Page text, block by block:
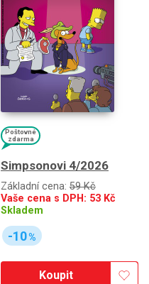
Poštovné
zdarma
Simpsonovi 4/2026
Základní cena: 59 Kč
Vaše cena s DPH: 53 Kč
Skladem
-10%
Koupit